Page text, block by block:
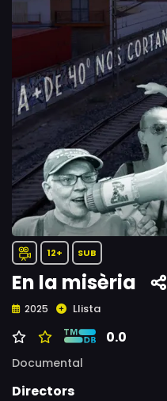
12+ SUB
En la misèria
2025 Llista
0.0
Documental
Directors